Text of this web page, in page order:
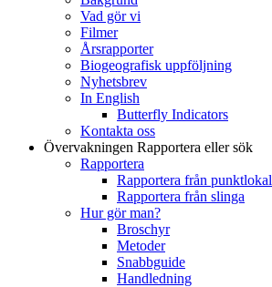
Vad gör vi
Filmer
Årsrapporter
Biogeografisk uppföljning
Nyhetsbrev
In English
Butterfly Indicators
Kontakta oss
Övervakningen Rapportera eller sök
Rapportera
Rapportera från punktlokal
Rapportera från slinga
Hur gör man?
Broschyr
Metoder
Snabbguide
Handledning